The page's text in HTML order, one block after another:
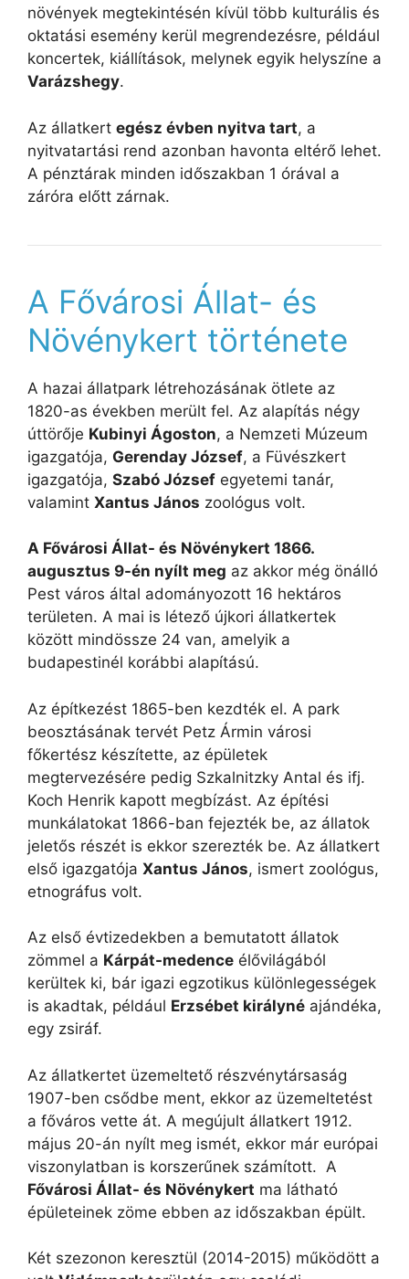
növények megtekintésén kívül több kulturális és
oktatási esemény kerül megrendezésre, például
koncertek, kiállítások, melynek egyik helyszíne a
Varázshegy.
Az állatkert egész évben nyitva tart, a
nyitvatartási rend azonban havonta eltérő lehet.
A pénztárak minden időszakban 1 órával a
záróra előtt zárnak.
A Fővárosi Állat- és
Növénykert története
A hazai állatpark létrehozásának ötlete az
1820-as években merült fel. Az alapítás négy
úttörője Kubinyi Ágoston, a Nemzeti Múzeum
igazgatója, Gerenday József, a Füvészkert
igazgatója, Szabó József egyetemi tanár,
valamint Xantus János zoológus volt.
A Fővárosi Állat- és Növénykert 1866.
augusztus 9-én nyílt meg az akkor még önálló
Pest város által adományozott 16 hektáros
területen. A mai is létező újkori állatkertek
között mindössze 24 van, amelyik a
budapestinél korábbi alapítású.
Az építkezést 1865-ben kezdték el. A park
beosztásának tervét Petz Ármin városi
főkertész készítette, az épületek
megtervezésére pedig Szkalnitzky Antal és ifj.
Koch Henrik kapott megbízást. Az építési
munkálatokat 1866-ban fejezték be, az állatok
jeletős részét is ekkor szerezték be. Az állatkert
első igazgatója Xantus János, ismert zoológus,
etnográfus volt.
Az első évtizedekben a bemutatott állatok
zömmel a Kárpát-medence élővilágából
kerültek ki, bár igazi egzotikus különlegességek
is akadtak, például Erzsébet királyné ajándéka,
egy zsiráf.
Az állatkertet üzemeltető részvénytársaság
1907-ben csődbe ment, ekkor az üzemeltetést
a főváros vette át. A megújult állatkert 1912.
május 20-án nyílt meg ismét, ekkor már európai
viszonylatban is korszerűnek számított. A
Fővárosi Állat- és Növénykert ma látható
épületeinek zöme ebben az időszakban épült.
Két szezonon keresztül (2014-2015) működött a